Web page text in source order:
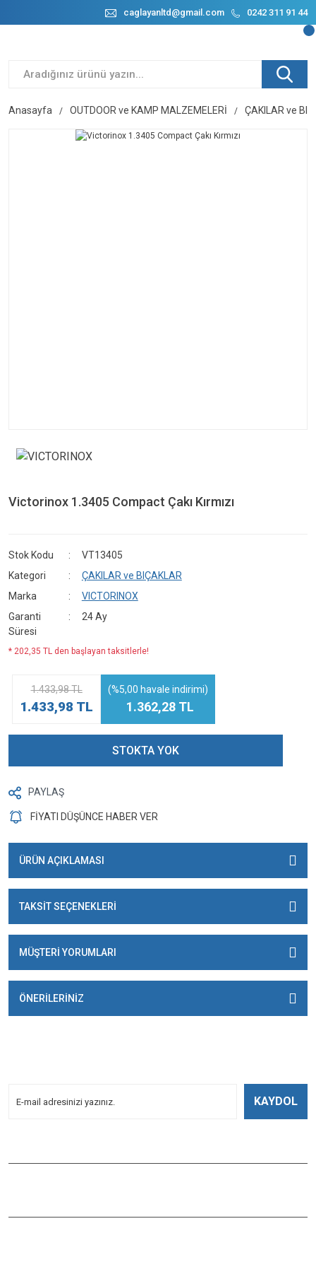
caglayanltd@gmail.com 0242 311 91 44
Anasayfa OUTDOOR ve KAMP MALZEMELERİ ÇAKILAR ve
Victorinox 1.3405 Compact Çakı Kırmızı
Stok Kodu
VT13405
Kategori
ÇAKILAR ve BIÇAKLAR
Marka
VICTORINOX
Garanti
Süresi
24 Ay
* 202,35 TL den başlayan taksitlerle!
1.433,98 TL
1.433,98 TL
(%5,00 havale indirimi)
1.362,28 TL
STOKTA YOK
PAYLAŞ
FİYATI DÜŞÜNCE HABER VER
ÜRÜN AÇIKLAMASI
TAKSİT SEÇENEKLERİ
MÜŞTERİ YORUMLARI
ÖNERİLERİNİZ
KAYDOL